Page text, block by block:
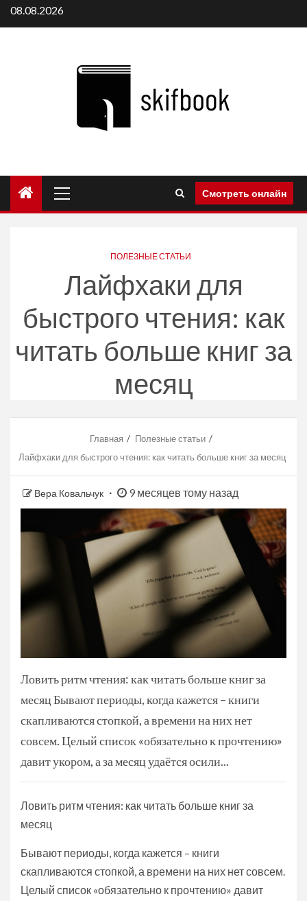
Перейти
к
08.08.2026
меню
Смотреть онлайн
ПОЛЕЗНЫЕ СТАТЬИ
Лайфхаки для
быстрого чтения: как
читать больше книг за
месяц
Главная
Полезные статьи
Лайфхаки для быстрого чтения: как читать больше книг за месяц
Вера Ковальчук 9 месяцев тому назад
Ловить ритм чтения: как читать больше книг за
месяц Бывают периоды, когда кажется – книги
скапливаются стопкой, а времени на них нет
совсем. Целый список «обязательно к прочтению»
давит укором, а за месяц удаётся осили...
Ловить ритм чтения: как читать больше книг за
месяц
Бывают периоды, когда кажется – книги
скапливаются стопкой, а времени на них нет совсем.
Целый список «обязательно к прочтению» давит